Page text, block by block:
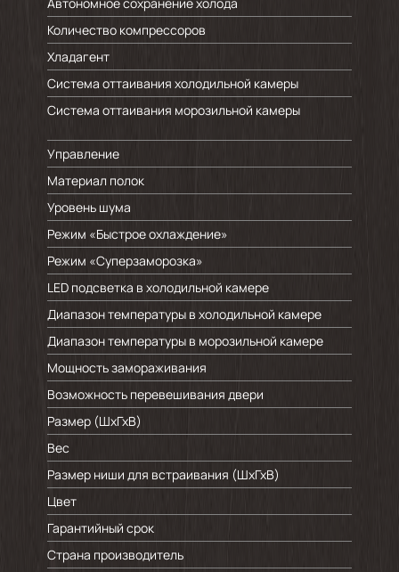
Количество компрессоров
Хладагент
Система оттаивания холодильной камеры
Система оттаивания морозильной камеры
Управление
Материал полок
Уровень шума
Режим «Быстрое охлаждение»
Режим «Суперзаморозка»
LED подсветка в холодильной камере
Диапазон температуры в холодильной камере
Диапазон температуры в морозильной камере
Мощность замораживания
Возможность перевешивания двери
Размер (ШхГхВ)
Вес
Размер ниши для встраивания (ШхГхВ)
Цвет
Гарантийный срок
Страна производитель